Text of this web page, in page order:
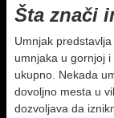
Šta znači
Umnjak
umnjaka u gornjoj
ukupno. Nekada
dovoljno mesta u
dozvoljava da